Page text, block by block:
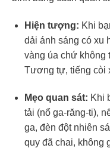
Hiện tượng: Khi
dải ánh sáng có xu
vàng úa chứ không
Tương tự, tiếng còi
Mẹo quan sát: Khi
tải (nổ ga-răng-ti),
ga, đèn đột nhiên
quy đã chai, không